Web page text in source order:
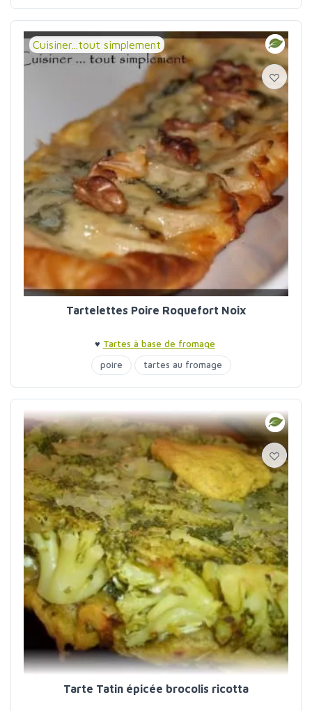
Cuisiner...tout simplement
Tartelettes Poire Roquefort Noix
♥ Tartes à base de fromage
poire
tartes au fromage
Tarte Tatin épicée brocolis ricotta